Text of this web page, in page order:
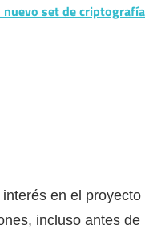
nuevo set de criptografía
en el proyecto
incluso antes de